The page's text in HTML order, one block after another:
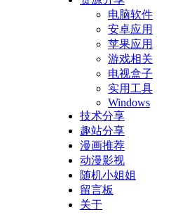
电脑软件
安卓应用
苹果应用
游戏相关
电视盒子
实用工具
Windows
技术分享
趣站分享
漫画推荐
动漫影视
随机小姐姐
留言板
关于